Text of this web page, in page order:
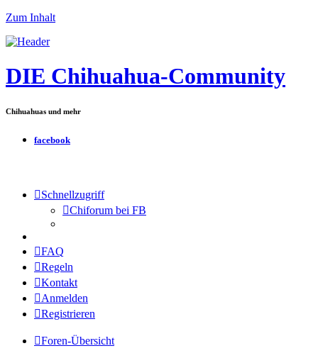
Zum Inhalt
DIE Chihuahua-Community
Chihuahuas und mehr
facebook
Schnellzugriff
Chiforum bei FB
FAQ
Regeln
Kontakt
Anmelden
Registrieren
Foren-Übersicht